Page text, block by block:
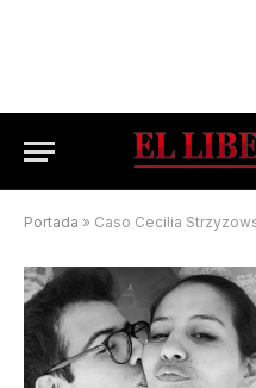
Portada » Caso Cecilia Strzyzowski: la